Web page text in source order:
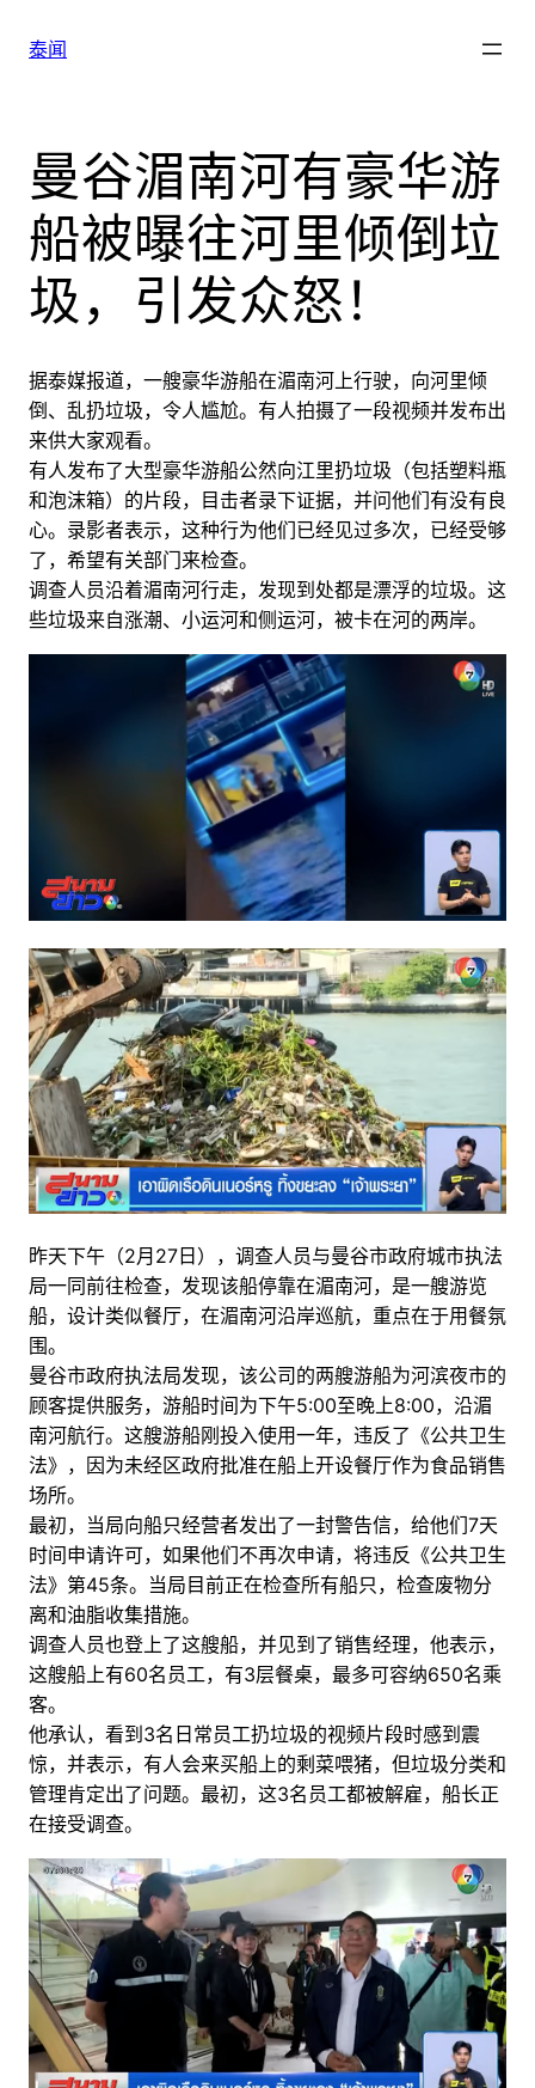
泰闻
曼谷湄南河有豪华游
船被曝往河里倾倒垃
圾，引发众怒！
据泰媒报道，一艘豪华游船在湄南河上行驶，向河里倾
倒、乱扔垃圾，令人尴尬。有人拍摄了一段视频并发布出
来供大家观看。
有人发布了大型豪华游船公然向江里扔垃圾（包括塑料瓶
和泡沫箱）的片段，目击者录下证据，并问他们有没有良
心。录影者表示，这种行为他们已经见过多次，已经受够
了，希望有关部门来检查。
调查人员沿着湄南河行走，发现到处都是漂浮的垃圾。这
些垃圾来自涨潮、小运河和侧运河，被卡在河的两岸。
昨天下午（2月27日），调查人员与曼谷市政府城市执法
局一同前往检查，发现该船停靠在湄南河，是一艘游览
船，设计类似餐厅，在湄南河沿岸巡航，重点在于用餐氛
围。
曼谷市政府执法局发现，该公司的两艘游船为河滨夜市的
顾客提供服务，游船时间为下午5:00至晚上8:00，沿湄
南河航行。这艘游船刚投入使用一年，违反了《公共卫生
法》，因为未经区政府批准在船上开设餐厅作为食品销售
场所。
最初，当局向船只经营者发出了一封警告信，给他们7天
时间申请许可，如果他们不再次申请，将违反《公共卫生
法》第45条。当局目前正在检查所有船只，检查废物分
离和油脂收集措施。
调查人员也登上了这艘船，并见到了销售经理，他表示，
这艘船上有60名员工，有3层餐桌，最多可容纳650名乘
客。
他承认，看到3名日常员工扔垃圾的视频片段时感到震
惊，并表示，有人会来买船上的剩菜喂猪，但垃圾分类和
管理肯定出了问题。最初，这3名员工都被解雇，船长正
在接受调查。